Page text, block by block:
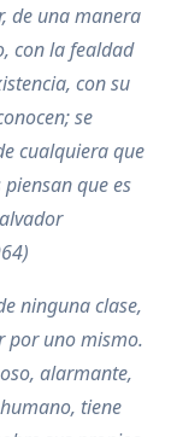
de una manera
con la fealdad
con su
se
cualquiera que
que es
ninguna clase,
por uno mismo.
alarmante,
tiene